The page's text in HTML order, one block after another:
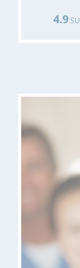
4.9SU